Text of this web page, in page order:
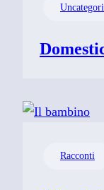
Racconti